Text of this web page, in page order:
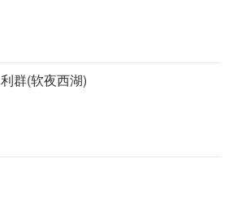
利群(软夜西湖)